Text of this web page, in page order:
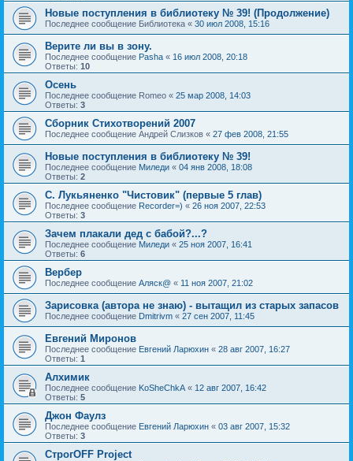
Новые поступления в библиотеку № 39! (Продолжение)
Последнее сообщение Библиотека « 30 июл 2008, 15:16
Верите ли вы в зону.
Последнее сообщение Pasha « 16 июл 2008, 20:18
Ответы: 10
Осень
Последнее сообщение Romeo « 25 мар 2008, 14:03
Ответы: 3
Сборник Стихотворений 2007
Последнее сообщение Андрей Слизков « 27 фев 2008, 21:55
Новые поступления в библиотеку № 39!
Последнее сообщение Миледи « 04 янв 2008, 18:08
Ответы: 2
С. Лукьяненко "Чистовик" (первые 5 глав)
Последнее сообщение Recorder=) « 26 ноя 2007, 22:53
Ответы: 3
Зачем плакали дед с бабой?...?
Последнее сообщение Миледи « 25 ноя 2007, 16:41
Ответы: 6
Вербер
Последнее сообщение Аляск@ « 11 ноя 2007, 21:02
Зарисовка (автора не знаю) - вытащил из старых запасов
Последнее сообщение Dmitrivm « 27 сен 2007, 11:45
Евгений Миронов
Последнее сообщение Евгений Ларюхин « 28 авг 2007, 16:27
Ответы: 1
Алхимик
Последнее сообщение KoSheChkA « 12 авг 2007, 16:42
Ответы: 5
Джон Фаулз
Последнее сообщение Евгений Ларюхин « 03 авг 2007, 15:32
Ответы: 3
СтрогOFF Project